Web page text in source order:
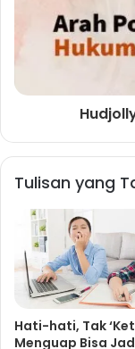
Tulisan yang
Hati-hati, Tak
Menguap Bisa